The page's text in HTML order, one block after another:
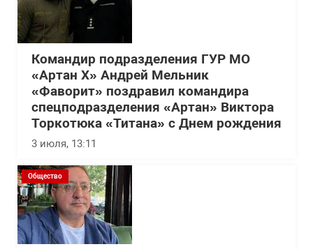
Командир подразделения ГУР МО
«Артан Х» Андрей Мельник
«Фаворит» поздравил командира
спецподразделения «Артан» Виктора
Торкотюка «Титана» с Днем рождения
3 июля, 13:11
Общество